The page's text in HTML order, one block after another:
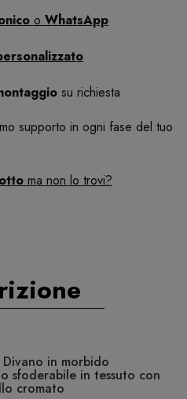
o WhatsApp
su richiesta
supporto in ogni fase del tuo
ma non lo trovi?
in morbido
sfoderabile in tessuto con
cromato